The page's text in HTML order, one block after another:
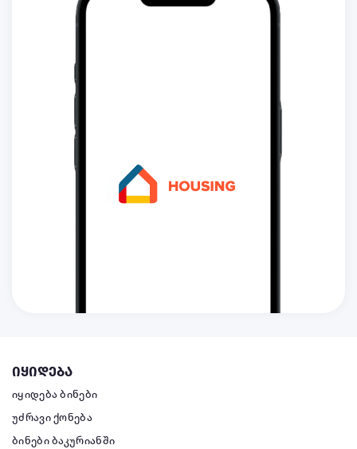
იყიდება
იყიდება ბინები
უძრავი ქონება
ბინები ბაკურიანში